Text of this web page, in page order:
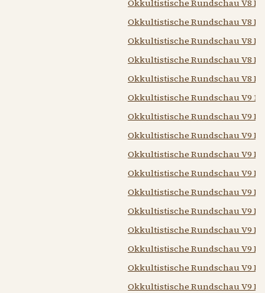
Okkultistische Rundschau V8
Okkultistische Rundschau V8 N9
Okkultistische Rundschau V8
Okkultistische Rundschau V8
Okkultistische Rundschau V8
Okkultistische Rundschau V9
Okkultistische Rundschau V9 N1
Okkultistische Rundschau V9 N2
Okkultistische Rundschau V9
Okkultistische Rundschau V9
Okkultistische Rundschau V9 N5
Okkultistische Rundschau V9 N6
Okkultistische Rundschau V9 N7
Okkultistische Rundschau V9
Okkultistische Rundschau V9 N9
Okkultistische Rundschau V9